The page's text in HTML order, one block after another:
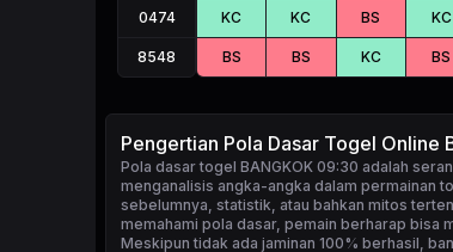
0474
8548
KC KC BS KC
BS BS KC BS
Pengertian Pola Dasar Togel Online
Pola dasar togel BANGKOK 09:30 adalah
menganalisis angka-angka dalam permainan
sebelumnya, statistik, atau bahkan mitos
memahami pola dasar, pemain berharap bisa
Meskipun tidak ada jaminan 100% berhasil,